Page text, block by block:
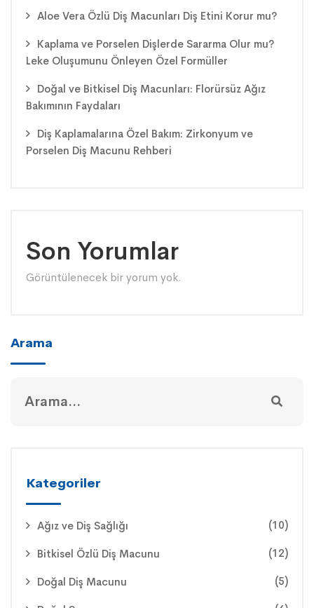
Aloe Vera Özlü Diş Macunları Diş Etini Korur mu?
Kaplama ve Porselen Dişlerde Sararma Olur mu?
Leke Oluşumunu Önleyen Özel Formüller
Doğal ve Bitkisel Diş Macunları: Florürsüz Ağız
Bakımının Faydaları
Diş Kaplamalarına Özel Bakım: Zirkonyum ve
Porselen Diş Macunu Rehberi
Son Yorumlar
Görüntülenecek bir yorum yok.
Arama
Kategoriler
Ağız ve Diş Sağlığı (10)
Bitkisel Özlü Diş Macunu (12)
Doğal Diş Macunu (5)